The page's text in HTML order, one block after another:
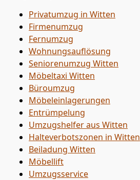
Privatumzug in Witten
Firmenumzug
Fernumzug
Wohnungsauflösung
Seniorenumzug Witten
Möbeltaxi Witten
Büroumzug
Möbeleinlagerungen
Entrümpelung
Umzugshelfer aus Witten
Halteverbotszonen in Witten
Beiladung Witten
Möbellift
Umzugsservice